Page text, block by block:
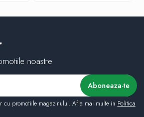
noastre
cu promotiile magazinului. Afla mai multe in Politica